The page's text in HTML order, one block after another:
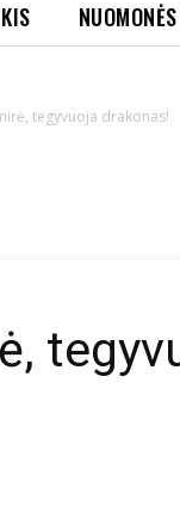
NUOMONĖS
tegyvuoja drakonas!